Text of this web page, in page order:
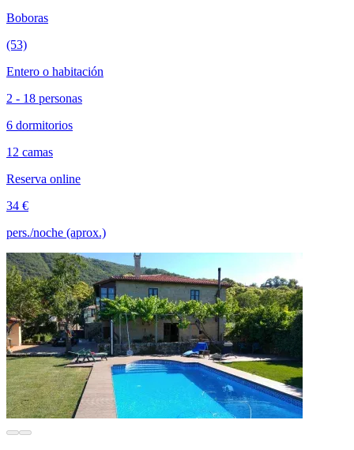
Boboras
(53)
Entero o habitación
2 - 18 personas
6 dormitorios
12 camas
Reserva online
34 €
pers./noche (aprox.)